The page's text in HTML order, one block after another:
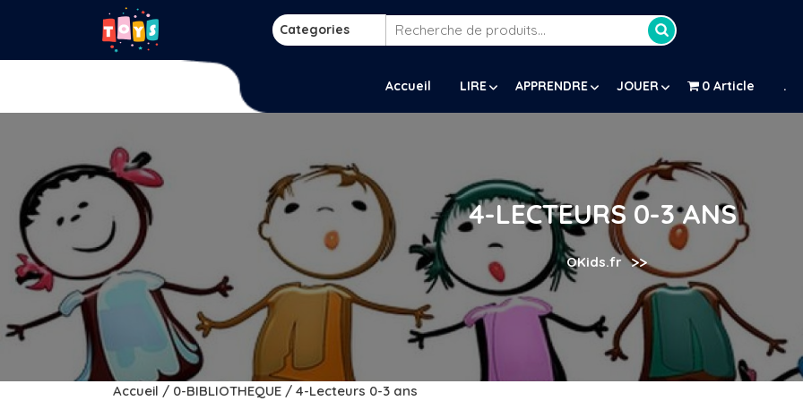
Categories
Recherche
Accueil LIRE APPRENDRE JOUER 0 Article .
4-LECTEURS 0-3 ANS
OKids.fr >>
Accueil / 0-BIBLIOTHEQUE / 4-Lecteurs 0-3 ans